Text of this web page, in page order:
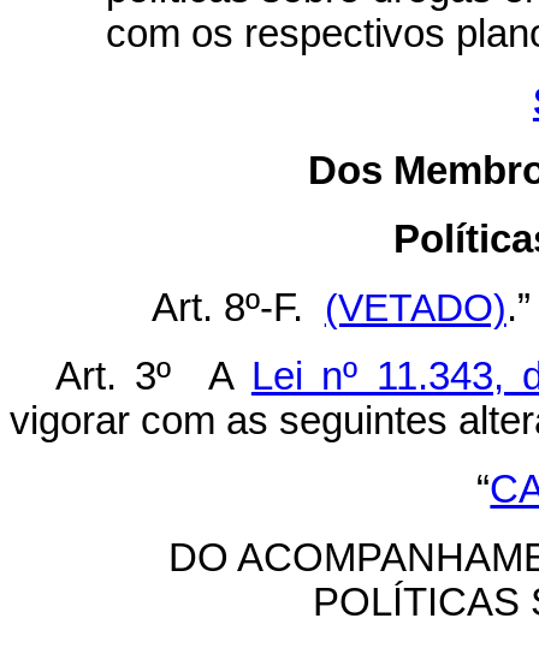
com os respectivos
Dos
Art. 8º-F. (VETADO).”
Art. 3º A Lei nº 11.343,
vigorar com as seguintes
“
DO
POLÍTICAS